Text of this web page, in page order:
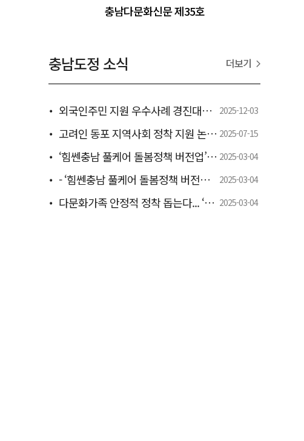
충남다문화신문 제35호
충남도정 소식 더보기
외국인주민 지원 우수사례 경진대회 우수상 - 전국 최초 유학생 지역정착 ‘충남형 일학습병행제’ 모델로 특별교부세 6000만 원 확보 - 2025-12-03
고려인 동포 지역사회 정착 지원 논의 - 도, 정착 지원 간담회 개최 - 2025-07-15
‘힘쎈충남 풀케어 돌봄정책 버전업’ 추진 박차 - 도, 보령서 인구정책분야 도·시군 합동 워크숍 개최 - 2025-03-04
- ‘힘쎈충남 풀케어 돌봄정책 버전업’ 마련…하반기 본격 추진 - 2025-03-04
다문화가족 안정적 정착 돕는다... ‘2025년 충청남도 다문화가족정책 시행계획 수립.추진 2025-03-04